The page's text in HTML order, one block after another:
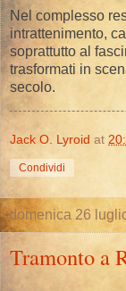
Nel complesso
intrattenimento,
soprattutto al
trasformati in
secolo.
Jack O. Lyroid at
Condividi
domenica 26
Tramonto a